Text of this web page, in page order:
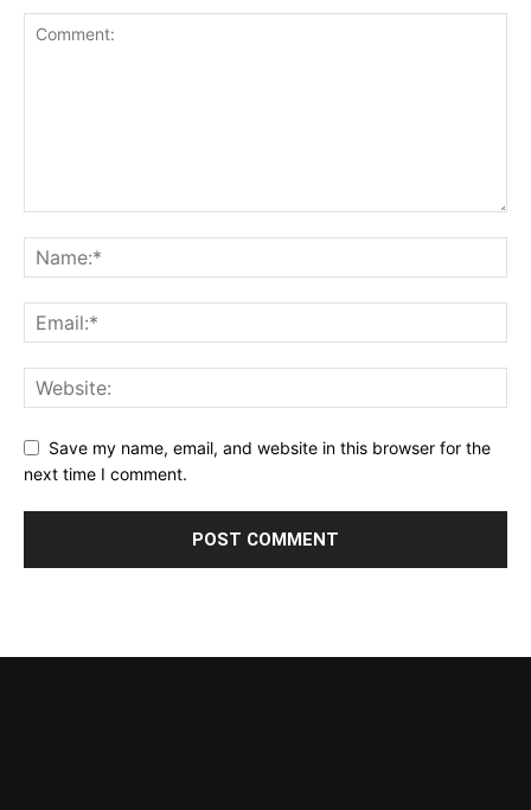
Save my name, email, and website in this browser for the
next time I comment.